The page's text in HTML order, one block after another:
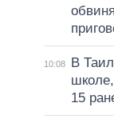
10:08
В
15